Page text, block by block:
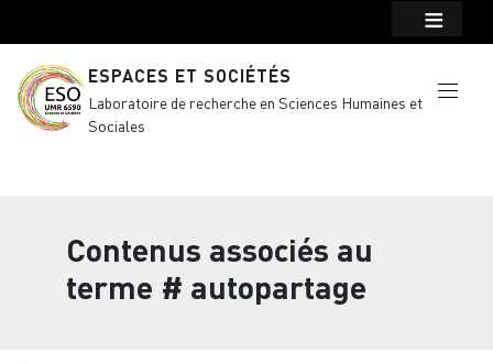
ESPACES ET SOCIÉTÉS
Laboratoire de recherche en Sciences Humaines et
Sociales
Contenus associés au
terme # autopartage